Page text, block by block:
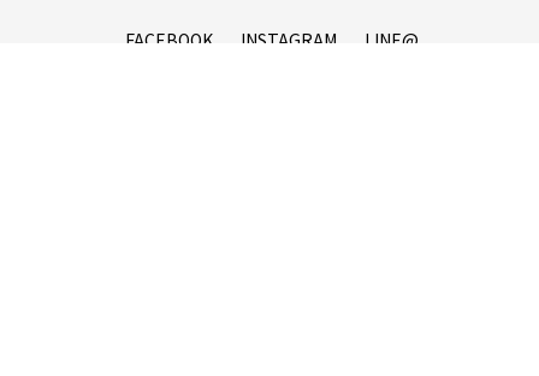
FACEBOOK INSTAGRAM
LINE@